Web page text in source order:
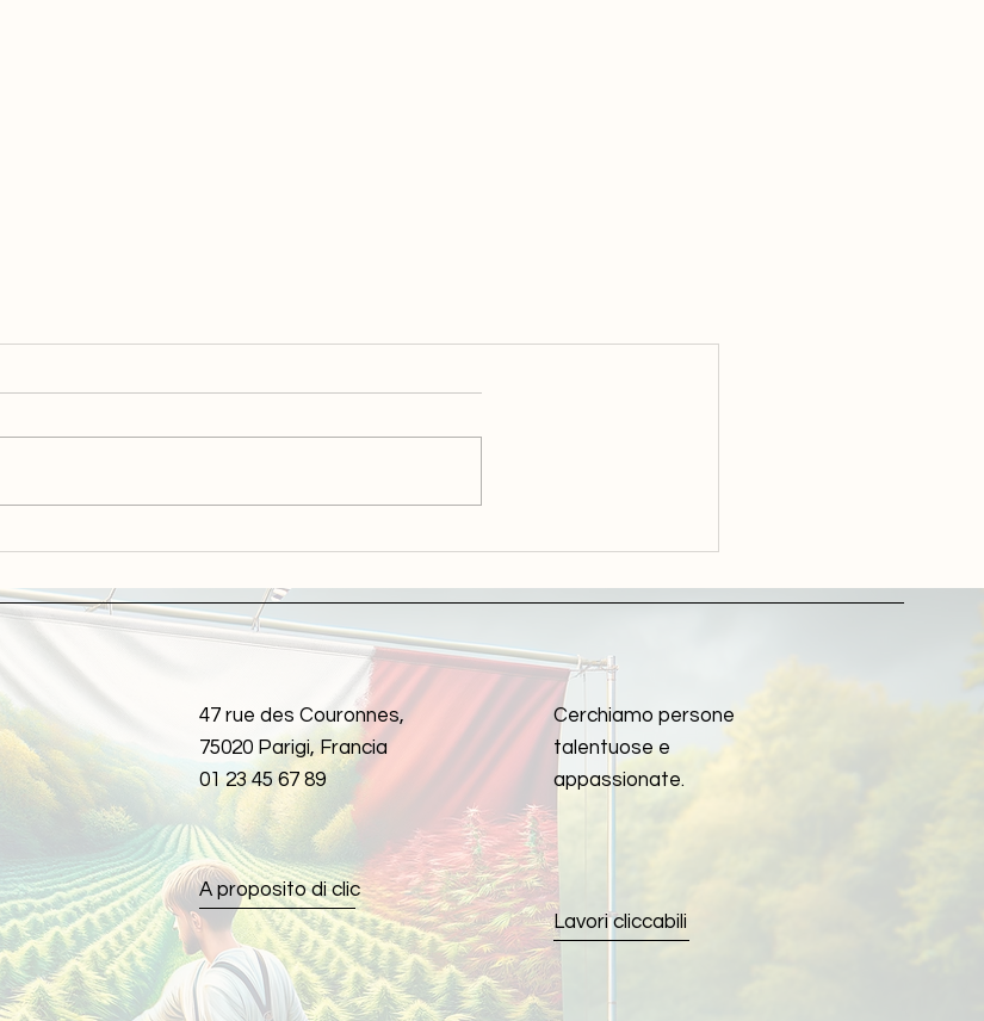
47 rue des Couronnes,
75020 Parigi, Francia
01 23 45 67 89
A proposito di clic
Cerchiamo persone
talentuose e
appassionate.
Lavori cliccabili